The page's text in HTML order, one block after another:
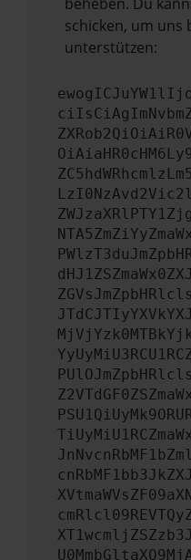
schicken, um uns
unterstützen: